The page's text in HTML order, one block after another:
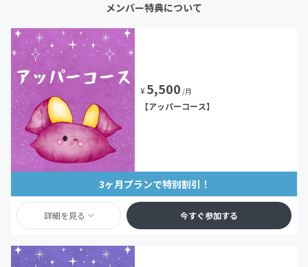
メンバー特典について
¥5,500 /月
【アッパーコース】
3ヶ月プランで特別割引！
詳細を見る 今すぐ参加する